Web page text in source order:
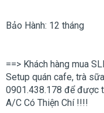
Bảo Hành: 12 tháng
==> Khách hàng mua
Setup quán cafe, trà
0901.438.178 để được
A/C Có Thiện Chí !!!!